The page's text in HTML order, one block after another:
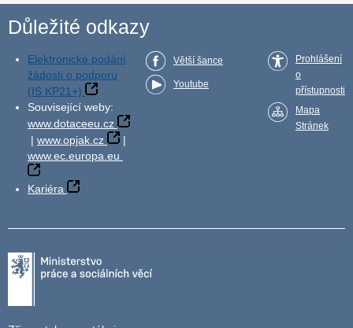
Důležité odkazy
Elektronické podání
žádosti o podporu
(IS KP21+)
Související weby:
www.dotaceeu.cz
| www.opjak.cz
|
www.ec.europa.eu
Kariéra
Větší šance
Youtube
Prohlášení
o
přístupnosti
Mapa
Stránek